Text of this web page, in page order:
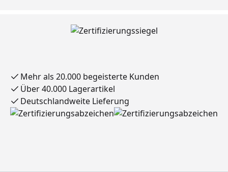
Mehr als 20.000 begeisterte Kunden
Über 40.000 Lagerartikel
Deutschlandweite Lieferung